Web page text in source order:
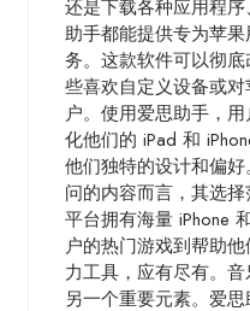
还是下载各种应用程
助手都能提供专为苹
务。这款软件可以彻
些喜欢自定义设备或
户。使用爱思助手，
化他们的 iPad 和
他们独特的设计和偏
问的内容而言，其选
平台拥有海量 iPhone
户的热门游戏到帮助
力工具，应有尽有。
另一个重要元素。爱